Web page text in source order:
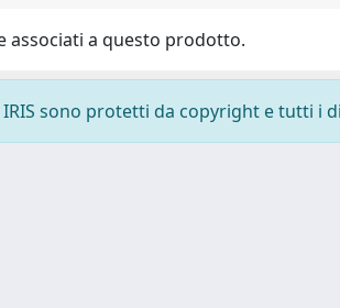
associati a questo prodotto.
sono protetti da copyright e tutti i